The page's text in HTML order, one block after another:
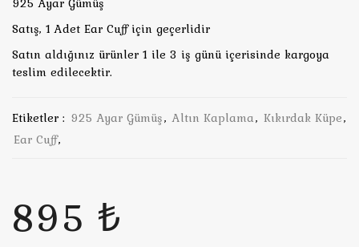
Satış, 1 Adet Ear Cuff için geçerlidir
Satın aldığınız ürünler 1 ile 3 iş günü içerisinde kargoya
teslim edilecektir.
Etiketler : 925 Ayar Gümüş, Altın Kaplama, Kıkırdak Küpe,
Ear Cuff,
895 ₺